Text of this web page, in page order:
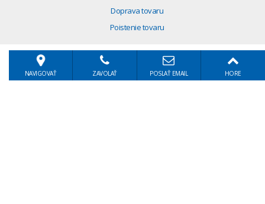
Doprava tovaru
Poistenie tovaru
NAVIGOVAŤ ZAVOLAŤ POSLAŤ EMAIL HORE